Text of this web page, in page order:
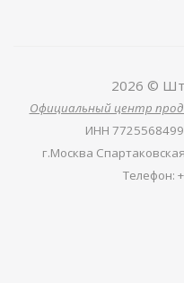
2026 ©
Официальный центр
ИНН
г.Москва
Телефон: